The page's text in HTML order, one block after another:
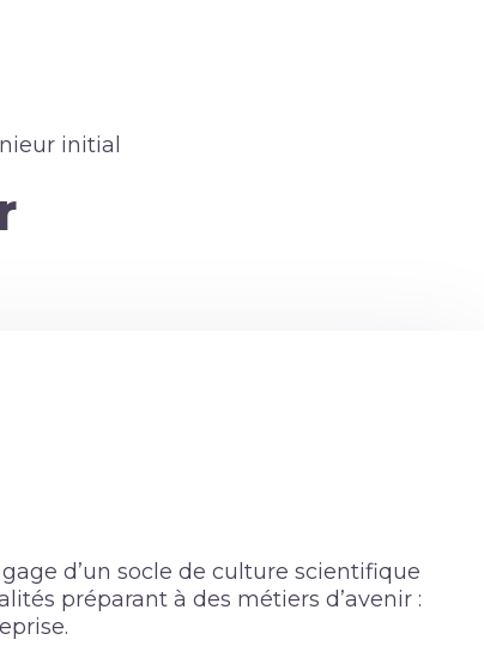
initial
d’un socle de culture scientifique
préparant à des métiers d’avenir :